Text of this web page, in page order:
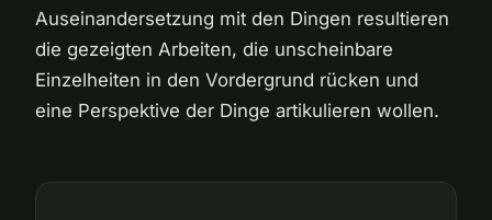
Auseinandersetzung mit den Dingen resultieren
die gezeigten Arbeiten, die unscheinbare
Einzelheiten in den Vordergrund rücken und
eine Perspektive der Dinge artikulieren wollen.